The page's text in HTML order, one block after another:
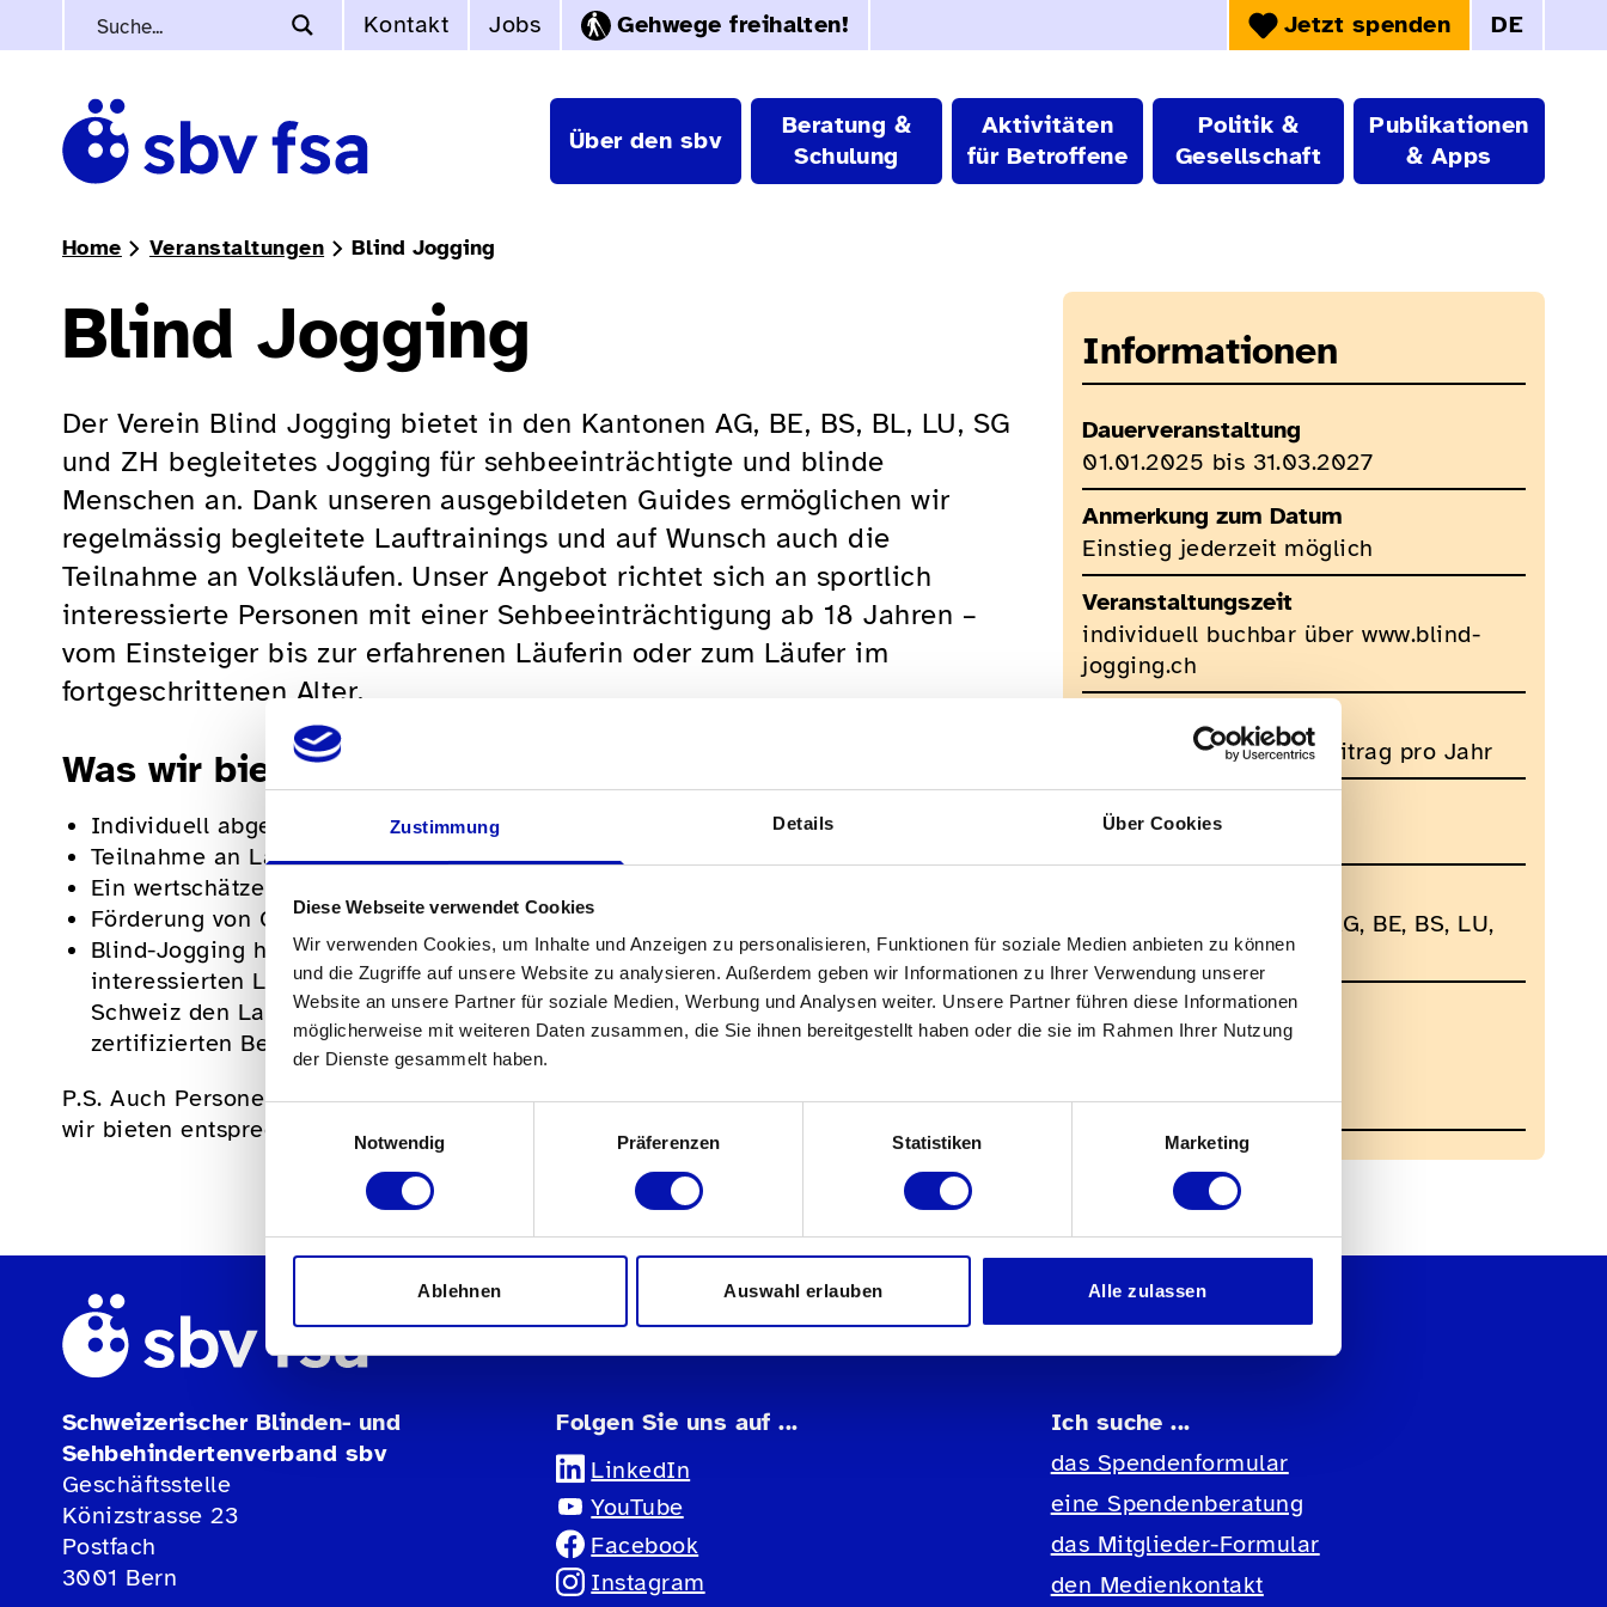
Zustimmung Details Über Cookies
Diese Webseite verwendet Cookies
Wir verwenden Cookies, um Inhalte und Anzeigen zu personalisieren, Funktionen für soziale Medien anbieten zu können
und die Zugriffe auf unsere Website zu analysieren. Außerdem geben wir Informationen zu Ihrer Verwendung unserer
Website an unsere Partner für soziale Medien, Werbung und Analysen weiter. Unsere Partner führen diese Informationen
möglicherweise mit weiteren Daten zusammen, die Sie ihnen bereitgestellt haben oder die sie im Rahmen Ihrer Nutzung
der Dienste gesammelt haben.
Notwendig
Präferenzen Statistiken Marketing
Ablehnen Auswahl erlauben Alle zulassen
Kontakt Jobs Gehwege freihalten! Jetzt spenden Sprachwahl:
DE
Über den sbv
Beratung &
Schulung
Aktivitäten
für Betroffene
Politik &
Gesellschaft
Publikationen
& Apps
Home Veranstaltungen Blind Jogging
Blind Jogging
Der Verein Blind Jogging bietet in den Kantonen AG, BE, BS, BL, LU, SG
und ZH begleitetes Jogging für sehbeeinträchtigte und blinde
Menschen an. Dank unseren ausgebildeten Guides ermöglichen wir
regelmässig begleitete Lauftrainings und auf Wunsch auch die
Teilnahme an Volksläufen. Unser Angebot richtet sich an sportlich
interessierte Personen mit einer Sehbeeinträchtigung ab 18 Jahren –
vom Einsteiger bis zur erfahrenen Läuferin oder zum Läufer im
fortgeschrittenen Alter.
Was wir bieten
Individuell abgestimmte, begleitete Lauftrainings mit sehenden Guides
Teilnahme an Laufveranstaltungen in der ganzen Schweiz
Ein wertschätzendes, inklusives Miteinander
Förderung von Gesundheit, Selbstvertrauen und sozialem Austausch
Blind-Jogging hat zum Ziel, möglichst vielen sehbeeinträchtigten und blinden
interessierten Läuferinnen und Läufern an ganz verschiedenen Orten in der
Schweiz den Laufsport draussen in der Natur mit ausgebildeten und vom SZBLIND-
zertifizierten Begleiterinnen und Begleitern zu ermöglichen.
P.S. Auch Personen, die als Guide aktiv werden möchten, sind herzlich willkommen –
wir bieten entsprechende Ausbildungen an.
Informationen
Dauerveranstaltung
01.01.2025 bis 31.03.2027
Anmerkung zum Datum
Einstieg jederzeit möglich
Veranstaltungszeit
individuell buchbar über www.blind-
jogging.ch
CHF 120.- Mitgliederbeitrag pro Jahr
Veranstalter
Blind Jogging
in diversen Kantonen AG, BE, BS, LU,
SG und ZH
Kontakt für Rückfragen
Gabor Szirt
061 228 73 77
Schweizerischer Blinden- und
Sehbehindertenverband sbv
Geschäftsstelle
Könizstrasse 23
Postfach
3001 Bern
Folgen Sie uns auf ...
LinkedIn
YouTube
Facebook
Instagram
Ich suche ...
das Spendenformular
eine Spendenberatung
das Mitglieder-Formular
den Medienkontakt